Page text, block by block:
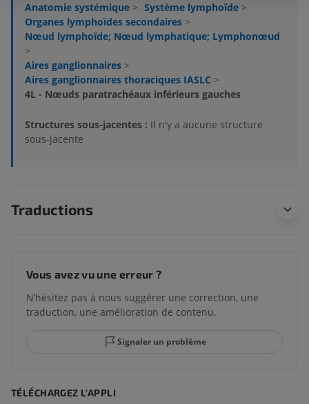
Anatomie systémique > Système lymphoïde >
Organes lymphoïdes secondaires >
Nœud lymphoïde; Nœud lymphatique; Lymphonœud
>
Aires ganglionnaires >
Aires ganglionnaires thoraciques IASLC >
4L - Nœuds paratrachéaux inférieurs gauches
Structures sous-jacentes : Il n'y a aucune structure
sous-jacente
Traductions
Vous avez vu une erreur ?
N’hésitez pas à nous suggérer une correction, une
traduction, une amélioration de contenu.
Signaler un problème
TÉLÉCHARGEZ L'APPLI